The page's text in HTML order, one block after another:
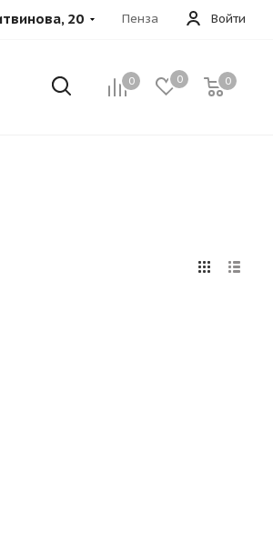
Войти
Пенза
20
0 0 0